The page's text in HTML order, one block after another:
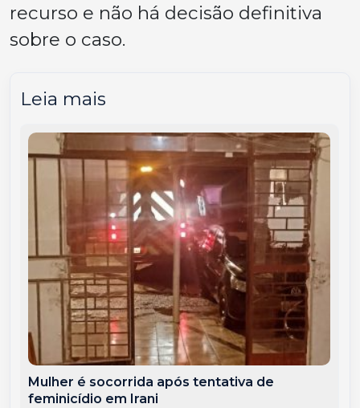
recurso e não há decisão definitiva
sobre o caso.
Leia mais
Mulher é socorrida após tentativa de
feminicídio em Irani